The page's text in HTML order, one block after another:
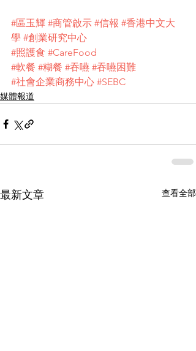
#區玉輝 #商管啟示 #信報 #香港中文大
學 #創業研究中心
#照護食 #CareFood
#軟餐 #糊餐 #吞嚥 #吞嚥困難
#社會企業商務中心 #SEBC
媒體報道
最新文章 查看全部